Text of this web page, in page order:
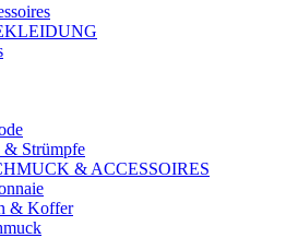
& Strümpfe
& ACCESSOIRES
& Koffer